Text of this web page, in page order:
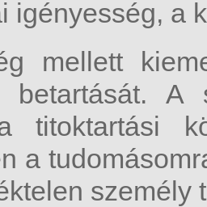
igényesség, a
mellett
betartását. A
titoktartási
a
személy